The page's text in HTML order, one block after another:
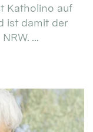
Katholino auf
ist damit der
...